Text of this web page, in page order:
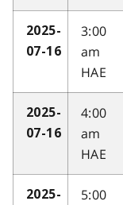
2025-
07-16
3:00
am
HAE
2025-
07-16
4:00
am
HAE
2025-
5:00